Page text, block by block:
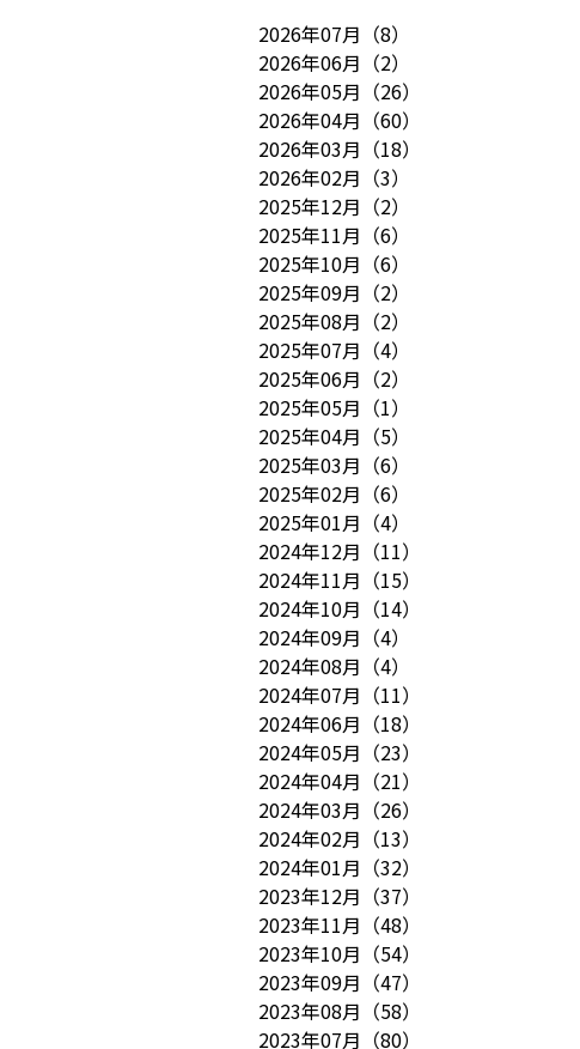
2026年07月 （8）
2026年06月 （2）
2026年05月 （26）
2026年04月 （60）
2026年03月 （18）
2026年02月 （3）
2025年12月 （2）
2025年11月 （6）
2025年10月 （6）
2025年09月 （2）
2025年08月 （2）
2025年07月 （4）
2025年06月 （2）
2025年05月 （1）
2025年04月 （5）
2025年03月 （6）
2025年02月 （6）
2025年01月 （4）
2024年12月 （11）
2024年11月 （15）
2024年10月 （14）
2024年09月 （4）
2024年08月 （4）
2024年07月 （11）
2024年06月 （18）
2024年05月 （23）
2024年04月 （21）
2024年03月 （26）
2024年02月 （13）
2024年01月 （32）
2023年12月 （37）
2023年11月 （48）
2023年10月 （54）
2023年09月 （47）
2023年08月 （58）
2023年07月 （80）